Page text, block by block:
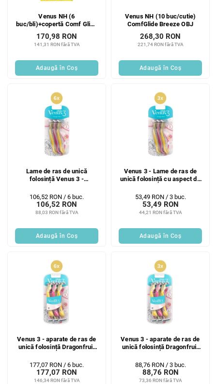
Venus NH (6
buc/bli)+copertă Comf Glide
Bre
141,31 RON fără TVA
170,98 RON
Adaugă în Coş
Venus NH (10 buc/cutie)
ComfGlide Breeze OBJ
221,74 RON fără TVA
268,30 RON
Adaugă în Coş
Lame de ras de unică
folosință Venus 3 -
88,03 RON fără TVA
106,52 RON
Evaluare
preţ:
106,52 RON / 6 buc.
Adaugă în Coş
Venus 3 - Lame de ras de
unică folosință cu aspect de
44,21 RON fără TVA
53,49 RON
Evaluare
preţ:
53,49 RON / 3 buc.
Adaugă în Coş
Venus 3 - aparate de ras de
unică folosință Dragonfruit
146,34 RON fără TVA
177,07 RON
Evaluare
preţ:
177,07 RON / 6 buc.
Venus 3 - aparate de ras de
unică folosință Dragonfruit
73,36 RON fără TVA
88,76 RON
Evaluare
preţ:
88,76 RON / 3 buc.